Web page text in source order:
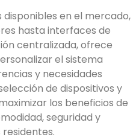
Ver todos los
resultados
disponibles en el mercado,
hasta interfaces de
centralizada, ofrece
el sistema
y necesidades
de dispositivos y
los beneficios de
seguridad y